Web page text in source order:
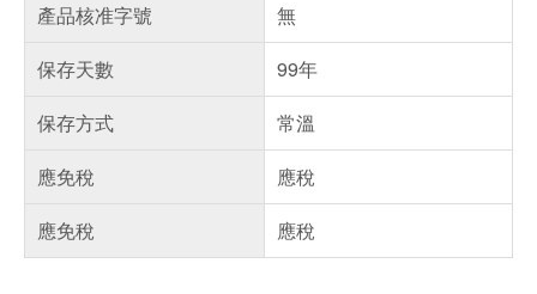
產品核准字號
無
保存天數
99年
保存方式
常溫
應免稅
應稅
應免稅
應稅